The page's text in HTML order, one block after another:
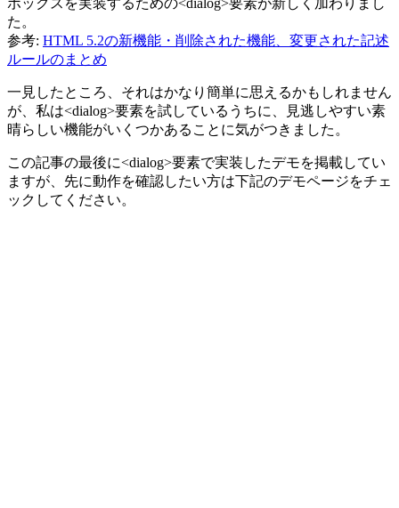
た。
参考: HTML 5.2の新機能・削除された機能、変更された記述
ルールのまとめ
一見したところ、それはかなり簡単に思えるかもしれません
が、私は<dialog>要素を試しているうちに、見逃しやすい素
晴らしい機能がいくつかあることに気がつきました。
この記事の最後に<dialog>要素で実装したデモを掲載してい
ますが、先に動作を確認したい方は下記のデモページをチェ
ックしてください。